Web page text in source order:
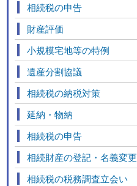
相続税の申告
財産評価
小規模宅地等の特例
遺産分割協議
相続税の納税対策
延納・物納
相続税の申告
相続財産の登記・名義変更
相続税の税務調査立会い